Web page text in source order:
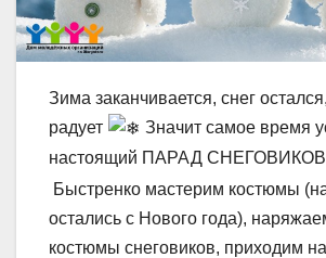
Зима заканчивается, снег
радует
Значит самое время
настоящий ПАРАД СНЕГОВИКОВ
Быстренко мастерим костюмы
остались с Нового года),
костюмы снеговиков, приходим